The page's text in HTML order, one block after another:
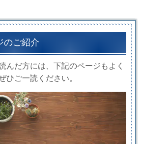
のご紹介
んだ方には、下記のページもよく
ひご一読ください。